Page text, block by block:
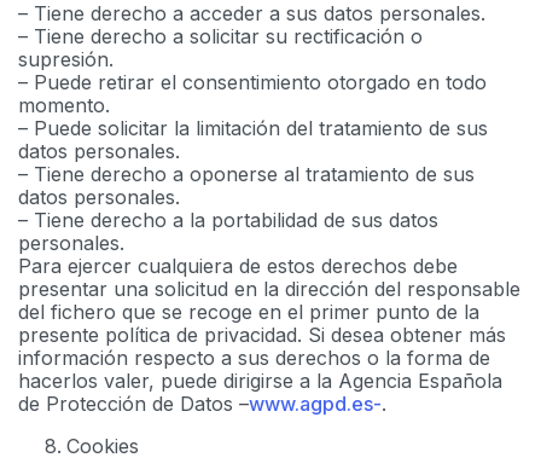
– Tiene derecho a acceder a sus datos personales.
– Tiene derecho a solicitar su rectificación o
supresión.
– Puede retirar el consentimiento otorgado en todo
momento.
– Puede solicitar la limitación del tratamiento de sus
datos personales.
– Tiene derecho a oponerse al tratamiento de sus
datos personales.
– Tiene derecho a la portabilidad de sus datos
personales.
Para ejercer cualquiera de estos derechos debe
presentar una solicitud en la dirección del responsable
del fichero que se recoge en el primer punto de la
presente política de privacidad. Si desea obtener más
información respecto a sus derechos o la forma de
hacerlos valer, puede dirigirse a la Agencia Española
de Protección de Datos –www.agpd.es-.
Cookies